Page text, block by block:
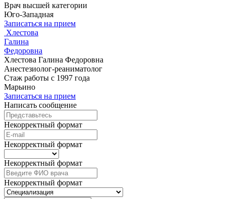
Врач высшей категории
Юго-Западная
Записаться на прием
Хлестова
Галина
Федоровна
Хлестова Галина Федоровна
Анестезиолог-реаниматолог
Стаж работы с 1997 года
Марьино
Записаться на прием
Написать сообщение
Некорректный формат
Некорректный формат
Некорректный формат
Некорректный формат